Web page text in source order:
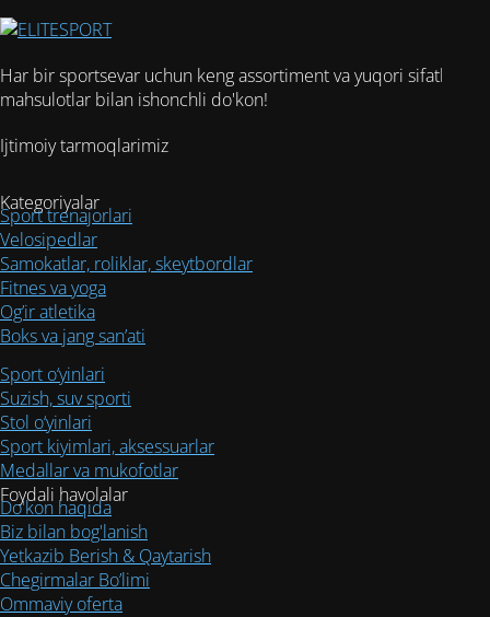
странице
товара.
Har bir sportsevar uchun keng assortiment va yuqori sifatli
mahsulotlar bilan ishonchli do'kon!
Ijtimoiy tarmoqlarimiz
Kategoriyalar
Sport trenajorlari
Velosipedlar
Samokatlar, roliklar, skeytbordlar
Fitnes va yoga
Og’ir atletika
Boks va jang san’ati
Sport o‘yinlari
Suzish, suv sporti
Stol o‘yinlari
Sport kiyimlari, aksessuarlar
Medallar va mukofotlar
Foydali havolalar
Do'kon haqida
Biz bilan bog'lanish
Yetkazib Berish & Qaytarish
Chegirmalar Bo’limi
Ommaviy oferta